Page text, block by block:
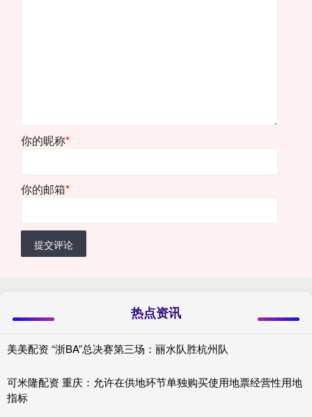
你的昵称*
你的邮箱*
提交评论
热点资讯
美美配资 “浙BA”总决赛第三场：丽水队胜杭州队
可米隆配资 重庆：允许在供地环节单独购买使用地票经营性用地
指标